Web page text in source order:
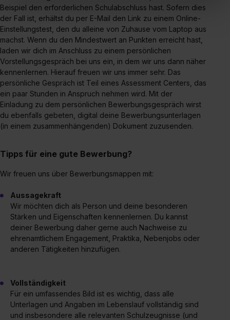
In diesem Fall sowie bei der separaten Aktivierung von
„Social Media und Marketing“ bist du auch damit
einverstanden, dass dir nach Setzen der Cookies externe
Inhalte (z.B. Videos oder Posts) angezeigt und hierfür
erforderliche personenbezogene Daten an Social Media
Dienste, ggfs. mit Sitz in den USA, übermittelt werden.
Eine Erlaubnis hierfür kannst du auch später noch im
Einzelfall bei dem jeweiligen Inhalt erteilen. Willst du nur
bestimmte Verwendungszwecke zulassen, triff deine
Auswahl über die Checkboxen und klick auf „Auswahl
erlauben“. Die Einwilligung zur Platzierung von Cookies
Media und Marketing“ umfasst hierbei die Einwilligung
S. 1 lit. a) DS-GVO). Die USA verfügen über kein
II). Du kannst die von dir erteilte Einwilligung jederzeit mit
Wirkung für die Zukunft ganz oder teilweise über unsere
Datenschutzerklärung unter dem Punkt „Datenschutz-
Einstellungen“ widerrufen. Weitere Informationen zu den
einzelnen Cookies findest du durch Klick auf „Details
Beispiel den erforderlichen Schulabschluss hast. Sofern dies
der Fall ist, erhältst du per E-Mail den Link zu einem Online-
Einstellungstest, den du alleine von Zuhause vom Laptop aus
machst. Wenn du den Mindestwert an Punkten erreicht hast,
laden wir dich im Anschluss zu einem persönlichen
Vorstellungsgespräch bei uns ein, in dem wir uns dann näher
kennenlernen. Hierauf freuen wir uns immer sehr. Das
persönliche Gespräch ist Teil eines Assessment Centers, das
ein paar Stunden in Anspruch nehmen wird. Mit der
Einladung zu dem persönlichen Bewerbungsgespräch wirst
du ebenfalls gebeten, digital deine Bewerbungsunterlagen
(in einem zusammenhängenden) Dokument zuzusenden.
Tipps für eine gute Bewerbung?
Wir freuen uns über Bewerbungsmappen mit:
Aussagekraft
Wir möchten dich als Person und deine besonderen
Stärken und Eigenschaften kennenlernen. Du kannst
deiner Bewerbung daher gerne auch Nachweise zu
ehrenamtlichem Engagement, Praktika, Nebenjobs oder
anderen Tätigkeiten hinzufügen.
Vollständigkeit
Für ein umfassendes Bild ist es wichtig, dass alle
Unterlagen und Angaben im Lebenslauf vollständig sind
und insbesondere alle relevanten Schulzeugnisse (und